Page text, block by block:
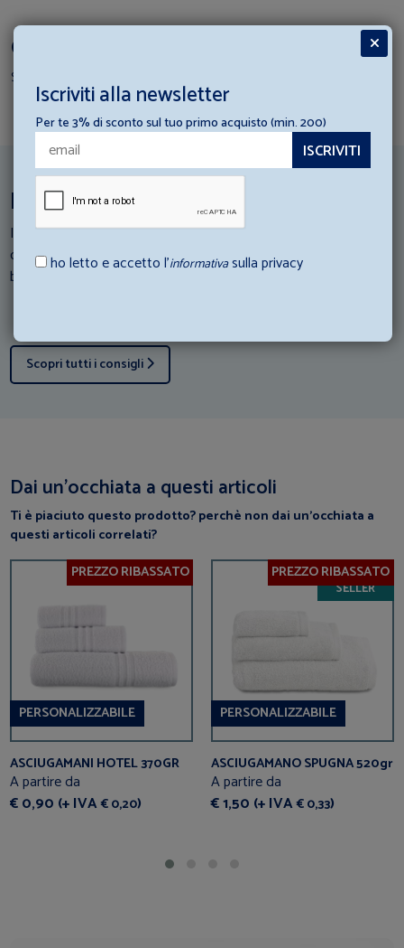
Completa il Set Coordinato
Scopri i prodotti per creare il tuo set
Ispirazioni per la tua struttura ricettiva
I nostri esperti di Hotellerie scendono in campo: Consulta i loro
consigli e scopri come abbinare al meglio gli articoli di
biancheria con la tua struttura ricettiva.
Scopri tutti i consigli
Dai un’occhiata a questi articoli
Ti è piaciuto questo prodotto? perchè non dai un’occhiata a
questi articoli correlati?
PREZZO RIBASSATO
PERSONALIZZABILE
ASCIUGAMANI HOTEL 370GR
A partire da
€ 0,90 (+ IVA€ 0,20)
BEST
SELLER
PREZZO RIBASSATO
PERSONALIZZABILE
ASCIUGAMANO SPUGNA 520gr
A partire da
€ 1,50 (+ IVA€ 0,33)
Iscriviti alla newsletter
Per te 3% di sconto sul tuo primo acquisto (min. 200)
ho letto e accetto l’informativasulla privacy